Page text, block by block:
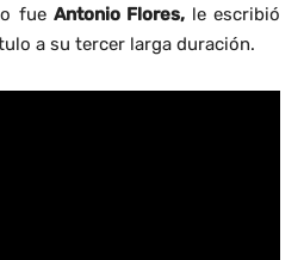
fue Antonio Flores,le escribió
a su tercer larga duración.